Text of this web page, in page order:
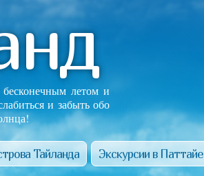
летом и
и забыть обо
Тайланда Экскурсии в Паттайе